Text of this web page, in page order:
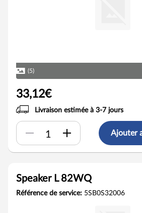
(5)
33,12€
Livraison estimée à 3-7 jours
Ajouter
Speaker L 82WQ
Référence de service: 5SB0S32006